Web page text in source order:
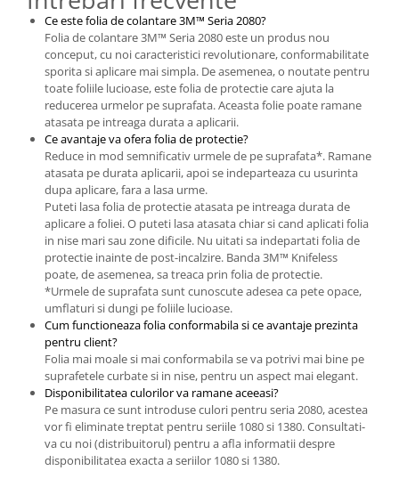
Ce este folia de colantare 3M™ Seria 2080?
Folia de colantare 3M™ Seria 2080 este un produs nou
conceput, cu noi caracteristici revolutionare, conformabilitate
sporita si aplicare mai simpla. De asemenea, o noutate pentru
toate foliile lucioase, este folia de protectie care ajuta la
reducerea urmelor pe suprafata. Aceasta folie poate ramane
atasata pe intreaga durata a aplicarii.
Ce avantaje va ofera folia de protectie?
Reduce in mod semnificativ urmele de pe suprafata*. Ramane
atasata pe durata aplicarii, apoi se indeparteaza cu usurinta
dupa aplicare, fara a lasa urme.
Puteti lasa folia de protectie atasata pe intreaga durata de
aplicare a foliei. O puteti lasa atasata chiar si cand aplicati folia
in nise mari sau zone dificile. Nu uitati sa indepartati folia de
protectie inainte de post-incalzire. Banda 3M™ Knifeless
poate, de asemenea, sa treaca prin folia de protectie.
*Urmele de suprafata sunt cunoscute adesea ca pete opace,
umflaturi si dungi pe foliile lucioase.
Cum functioneaza folia conformabila si ce avantaje prezinta
pentru client?
Folia mai moale si mai conformabila se va potrivi mai bine pe
suprafetele curbate si in nise, pentru un aspect mai elegant.
Disponibilitatea culorilor va ramane aceeasi?
Pe masura ce sunt introduse culori pentru seria 2080, acestea
vor fi eliminate treptat pentru seriile 1080 si 1380. Consultati-
va cu noi (distribuitorul) pentru a afla informatii despre
disponibilitatea exacta a seriilor 1080 si 1380.